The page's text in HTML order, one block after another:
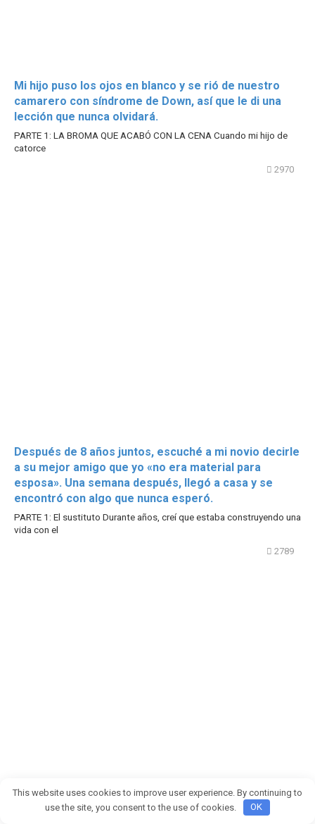
Mi hijo puso los ojos en blanco y se rió de nuestro
camarero con síndrome de Down, así que le di una
lección que nunca olvidará.
PARTE 1: LA BROMA QUE ACABÓ CON LA CENA Cuando mi hijo de
catorce
2970
Después de 8 años juntos, escuché a mi novio decirle
a su mejor amigo que yo «no era material para
esposa». Una semana después, llegó a casa y se
encontró con algo que nunca esperó.
PARTE 1: El sustituto Durante años, creí que estaba construyendo una
vida con el
2789
This website uses cookies to improve user experience. By continuing to
use the site, you consent to the use of cookies.
OK